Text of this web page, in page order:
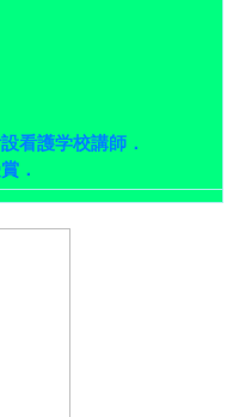
護学校講師．
．